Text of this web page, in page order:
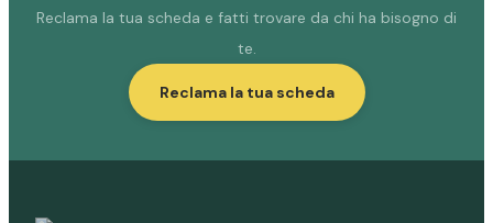
Reclama la tua scheda e fatti trovare da chi ha bisogno di
te.
Reclama la tua scheda